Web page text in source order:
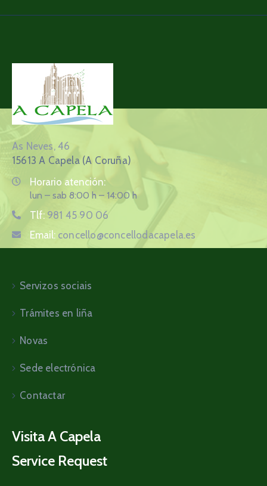
As Neves, 46
15613 A Capela (A Coruña)
Horario atención:
lun – sab 8:00 h – 14:00 h
Tlf: 981 45 90 06
Email: concello@concellodacapela.es
Servizos sociais
Trámites en liña
Novas
Sede electrónica
Contactar
Visita A Capela
Service Request